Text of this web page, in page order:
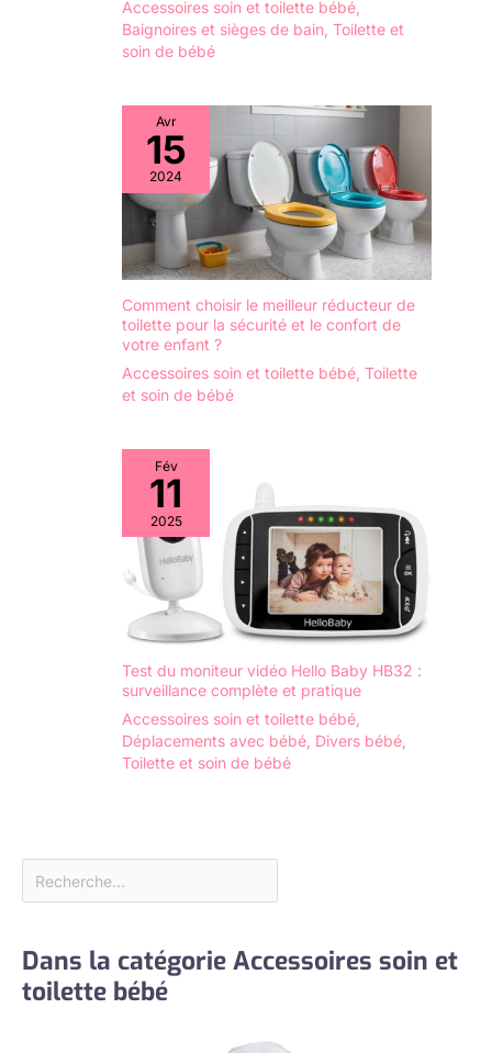
dévouement suprême à la
satisfaction du client,
garantissons notre
notre assistance
Accessoires soin et toilette bébé
Baignoires et sièges de bain Toilette et
soin de bébé
Avr
15
2024
Comment choisir le meilleur réducteur de
toilette pour la sécurité et le confort de
votre enfant ?
Accessoires soin et toilette bébé Toilette
et soin de bébé
Fév
11
2025
Test du moniteur vidéo Hello Baby HB32 :
surveillance complète et pratique
Accessoires soin et toilette bébé
Déplacements avec bébé Divers bébé
Toilette et soin de bébé
Dans la catégorie Accessoires soin et
toilette bébé